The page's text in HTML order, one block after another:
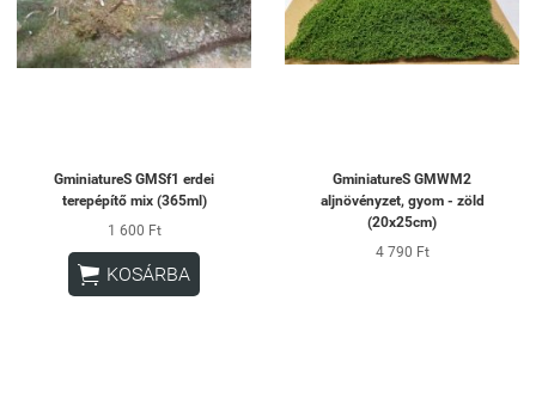
GminiatureS GMSf1 erdei
terepépítő mix (365ml)
1 600 Ft
 KOSÁRBA
GminiatureS GMWM2
aljnövényzet, gyom - zöld
(20x25cm)
4 790 Ft